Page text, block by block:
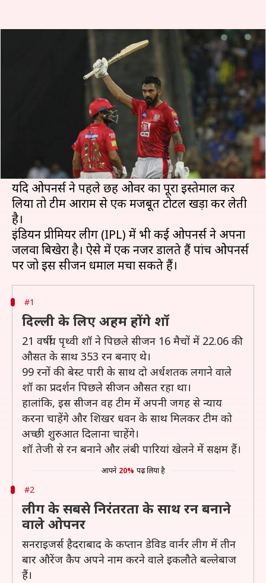
IPL: इस सीजन अच्छा प्रदर्शन कर
सकते हैं ये पांच ओपनिंग बल्लेबाज
Sep 16, 2020 08:00 am
क्रिकेट के हर फॉर्मेट में ओपनिंग बल्लेबाजों का रोल काफी
अहम होता है और खास तौर से टी-20 क्रिकेट में ओपनर्स पर
बड़ी जिम्मेदारी होती है।
यदि ओपनर्स ने पहले छह ओवर का पूरा इस्तेमाल कर
लिया तो टीम आराम से एक मजबूत टोटल खड़ा कर लेती
है।
इंडियन प्रीमियर लीग (IPL) में भी कई ओपनर्स ने अपना
जलवा बिखेरा है। ऐसे में एक नजर डालते हैं पांच ओपनर्स
#1
दिल्ली के लिए अहम होंगे शॉ
21 वर्षीय पृथ्वी शॉ ने पिछले सीजन 16 मैचों में 22.06 की
औसत के साथ 353 रन बनाए थे।
99 रनों की बेस्ट पारी के साथ दो अर्धशतक लगाने वाले
शॉ का प्रदर्शन पिछले सीजन औसत रहा था।
हालांकि, इस सीजन वह टीम में अपनी जगह से न्याय
करना चाहेंगे और शिखर धवन के साथ मिलकर टीम को
अच्छी शुरुआत दिलाना चाहेंगे।
शॉ तेजी से रन बनाने और लंबी पारियां खेलने में सक्षम हैं।
आपने 20% पढ़ लिया है
#2
लीग के सबसे निरंतरता के साथ रन बनाने
वाले ओपनर
सनराइजर्स हैदराबाद के कप्तान डेविड वार्नर लीग में तीन
बार औरेंज कैप अपने नाम करने वाले इकलौते बल्लेबाज
हैं।